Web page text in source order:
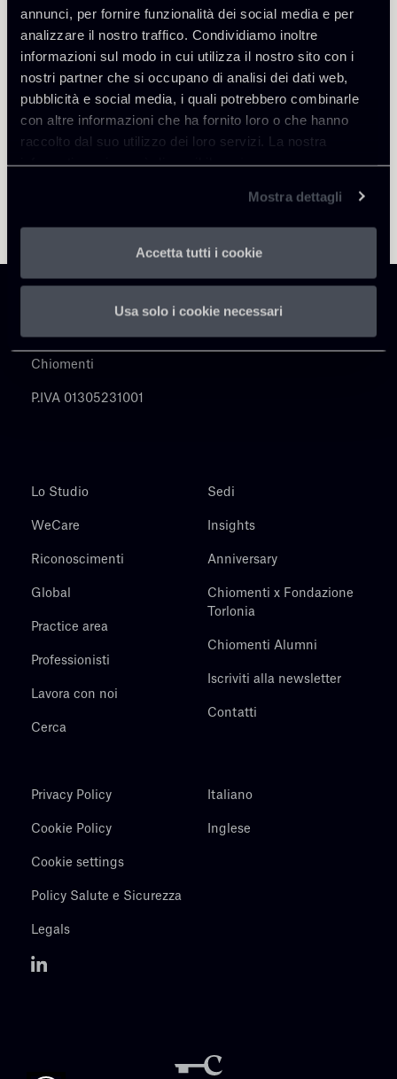
annunci, per fornire funzionalità dei social media e per
analizzare il nostro traffico. Condividiamo inoltre
informazioni sul modo in cui utilizza il nostro sito con i
nostri partner che si occupano di analisi dei dati web,
pubblicità e social media, i quali potrebbero combinarle
con altre informazioni che ha fornito loro o che hanno
raccolto dal suo utilizzo dei loro servizi. La nostra
informativa privacy è disponibilequi.
Mostra dettagli
Accetta tutti i cookie
Usa solo i cookie necessari
Torna agli Insights
Chiomenti
P.IVA 01305231001
Lo Studio
WeCare
Riconoscimenti
Global
Practice area
Professionisti
Lavora con noi
Cerca
Sedi
Insights
Anniversary
Chiomenti x Fondazione
Torlonia
Chiomenti Alumni
Iscriviti alla newsletter
Contatti
Privacy Policy
Cookie Policy
Cookie settings
Policy Salute e Sicurezza
Legals
Italiano
Inglese